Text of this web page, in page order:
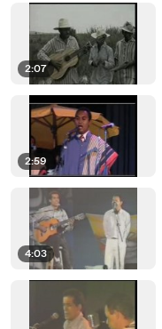
2:07
2:59
4:03